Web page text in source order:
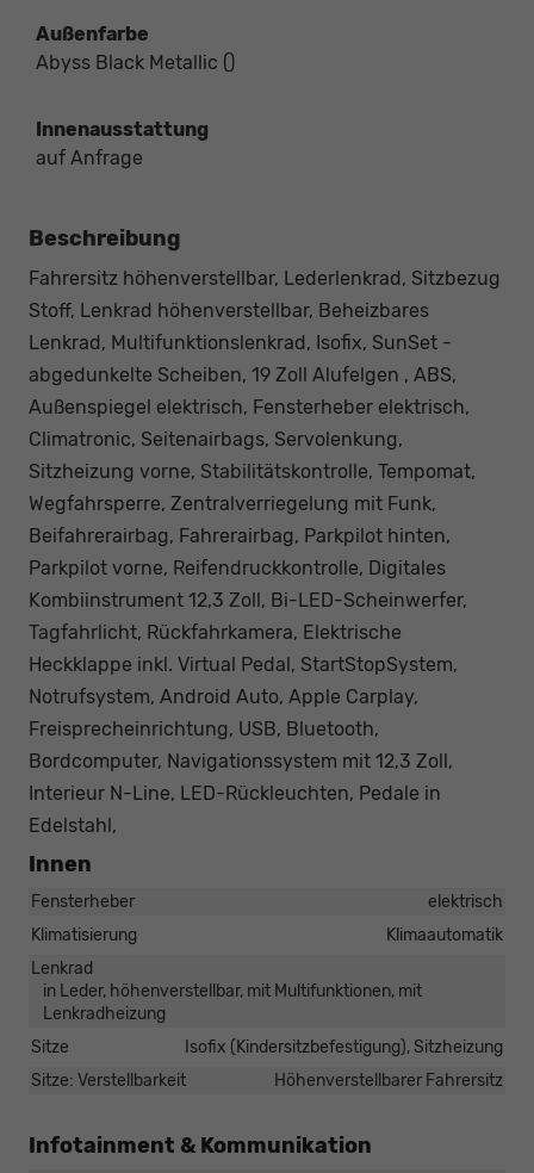
Außenfarbe
Abyss Black Metallic ()
Innenausstattung
auf Anfrage
Beschreibung
Fahrersitz höhenverstellbar, Lederlenkrad, Sitzbezug
Stoff, Lenkrad höhenverstellbar, Beheizbares
Lenkrad, Multifunktionslenkrad, Isofix, SunSet -
abgedunkelte Scheiben, 19 Zoll Alufelgen , ABS,
Außenspiegel elektrisch, Fensterheber elektrisch,
Climatronic, Seitenairbags, Servolenkung,
Sitzheizung vorne, Stabilitätskontrolle, Tempomat,
Wegfahrsperre, Zentralverriegelung mit Funk,
Beifahrerairbag, Fahrerairbag, Parkpilot hinten,
Parkpilot vorne, Reifendruckkontrolle, Digitales
Kombiinstrument 12,3 Zoll, Bi-LED-Scheinwerfer,
Tagfahrlicht, Rückfahrkamera, Elektrische
Heckklappe inkl. Virtual Pedal, StartStopSystem,
Notrufsystem, Android Auto, Apple Carplay,
Freisprecheinrichtung, USB, Bluetooth,
Bordcomputer, Navigationssystem mit 12,3 Zoll,
Interieur N-Line, LED-Rückleuchten, Pedale in
Edelstahl,
Innen
Fensterheber
elektrisch
Klimatisierung
Klimaautomatik
Lenkrad
in Leder, höhenverstellbar, mit Multifunktionen, mit
Lenkradheizung
Sitze
Isofix (Kindersitzbefestigung), Sitzheizung
Sitze: Verstellbarkeit
Höhenverstellbarer Fahrersitz
Infotainment & Kommunikation